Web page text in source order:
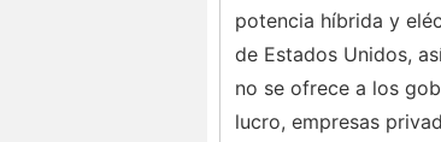
potencia híbrida y
de Estados Unidos,
no se ofrece a los
lucro, empresas